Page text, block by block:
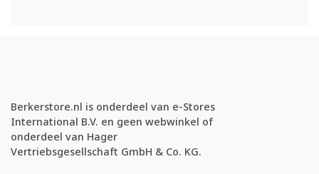
Berkerstore.nl is onderdeel van e-Stores
International B.V. en geen webwinkel of
onderdeel van Hager
Vertriebsgesellschaft GmbH & Co. KG.